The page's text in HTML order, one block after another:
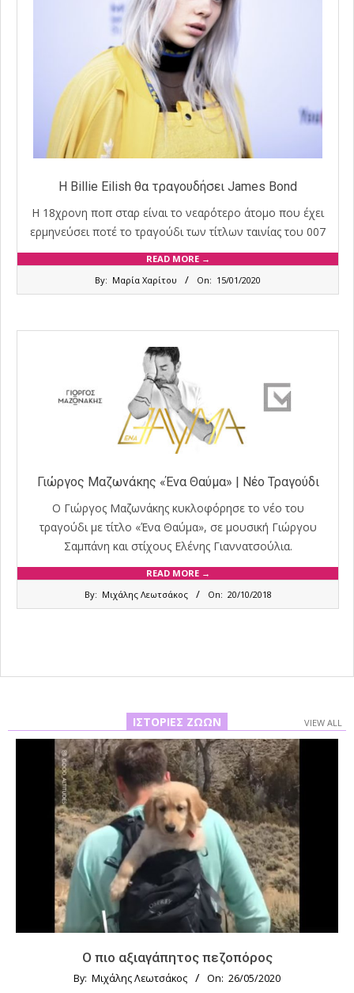
H Billie Eilish θα τραγουδήσει James Bond
Η 18χρονη ποπ σταρ είναι το νεαρότερο άτομο που έχει
ερμηνεύσει ποτέ το τραγούδι των τίτλων ταινίας του 007
READ MORE →
By: Μαρία Χαρίτου On: 15/01/2020
Γιώργος Μαζωνάκης «Ένα Θαύμα» | Νέο Τραγούδι
Ο Γιώργος Μαζωνάκης κυκλοφόρησε το νέο του
τραγούδι με τίτλο «Ένα Θαύμα», σε μουσική Γιώργου
Σαμπάνη και στίχους Ελένης Γιαννατσούλια.
READ MORE →
By: Μιχάλης Λεωτσάκος On: 20/10/2018
ΙΣΤΟΡΊΕΣ ΖΏΩΝ VIEW ALL
Ο πιο αξιαγάπητος πεζοπόρος
By: Μιχάλης Λεωτσάκος On: 26/05/2020